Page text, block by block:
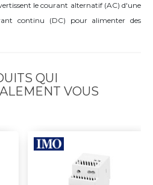
le courant alternatif (AC) d'une
continu (DC) pour alimenter des
QUI
VOUS